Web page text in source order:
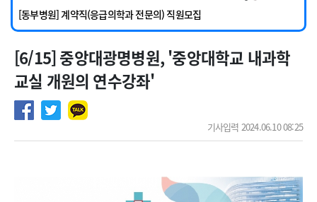
[동부병원] 계약직(응급의학과 전문의) 직원모집
[이대목동병원] 하반기 전공의(레지던트1년차) 모집
[서울아산병원] 2026년 하반기 인턴 모집
[영남대학교의료원] 마취통증의학과 임기제 임상의사 채용
[6/15] 중앙대광명병원, '중앙대학교 내과학
교실 개원의 연수강좌'
기사입력 2024.06.10 08:25